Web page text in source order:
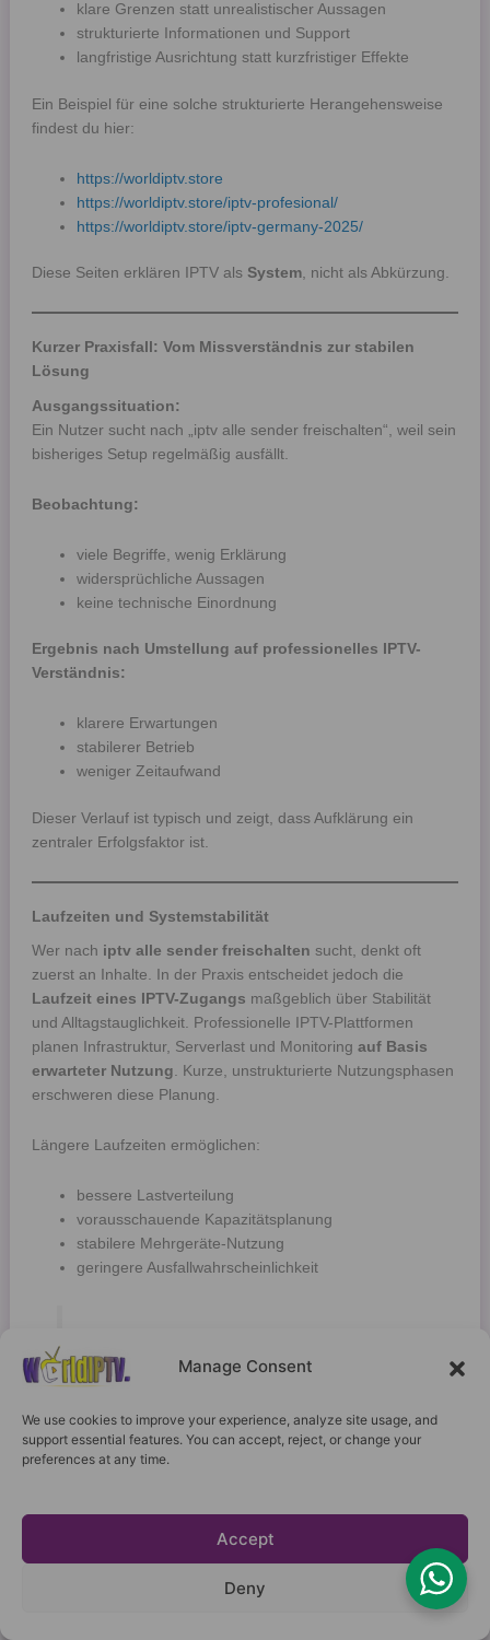
Manage Consent
We use cookies to improve your experience, analyze site usage, and
support essential features. You can accept, reject, or change your
preferences at any time.
Accept
Deny
klare Grenzen statt unrealistischer Aussagen
strukturierte Informationen und Support
langfristige Ausrichtung statt kurzfristiger Effekte
Ein Beispiel für eine solche strukturierte Herangehensweise
findest du hier:
https://worldiptv.store
https://worldiptv.store/iptv-profesional/
https://worldiptv.store/iptv-germany-2025/
Diese Seiten erklären IPTV als System, nicht als Abkürzung.
Kurzer Praxisfall: Vom Missverständnis zur stabilen
Lösung
Ausgangssituation:
Ein Nutzer sucht nach „iptv alle sender freischalten“, weil sein
bisheriges Setup regelmäßig ausfällt.
Beobachtung:
viele Begriffe, wenig Erklärung
widersprüchliche Aussagen
keine technische Einordnung
Ergebnis nach Umstellung auf professionelles IPTV-
Verständnis:
klarere Erwartungen
stabilerer Betrieb
weniger Zeitaufwand
Dieser Verlauf ist typisch und zeigt, dass Aufklärung ein
zentraler Erfolgsfaktor ist.
Laufzeiten und Systemstabilität
Wer nach iptv alle sender freischalten sucht, denkt oft
zuerst an Inhalte. In der Praxis entscheidet jedoch die
Laufzeit eines IPTV-Zugangs maßgeblich über Stabilität
und Alltagstauglichkeit. Professionelle IPTV-Plattformen
planen Infrastruktur, Serverlast und Monitoring auf Basis
erwarteter Nutzung. Kurze, unstrukturierte Nutzungsphasen
erschweren diese Planung.
Längere Laufzeiten ermöglichen:
bessere Lastverteilung
vorausschauende Kapazitätsplanung
stabilere Mehrgeräte-Nutzung
geringere Ausfallwahrscheinlichkeit
„Planbare Nutzung ist die Grundlage stabiler
IPTV-Systeme.“
Aus technischer Sicht ist IPTV ein
dauerhaft betriebener